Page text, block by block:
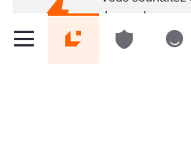
ParticuliersParticuliers
demander un
un dossier en-